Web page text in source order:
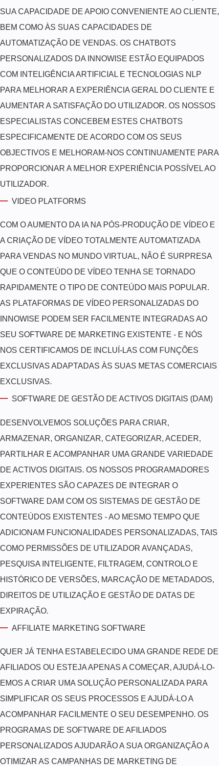
SUA CAPACIDADE DE APOIO CONVENIENTE AO CLIENTE,
BEM COMO ÀS SUAS CAPACIDADES DE
AUTOMATIZAÇÃO DE VENDAS. OS CHATBOTS
PERSONALIZADOS DA INNOWISE ESTÃO EQUIPADOS
COM INTELIGÊNCIA ARTIFICIAL E TECNOLOGIAS NLP
PARA MELHORAR A EXPERIÊNCIA GERAL DO CLIENTE E
AUMENTAR A SATISFAÇÃO DO UTILIZADOR. OS NOSSOS
ESPECIALISTAS CONCEBEM ESTES CHATBOTS
ESPECIFICAMENTE DE ACORDO COM OS SEUS
OBJECTIVOS E MELHORAM-NOS CONTINUAMENTE PARA
PROPORCIONAR A MELHOR EXPERIÊNCIA POSSÍVEL AO
UTILIZADOR.
VIDEO PLATFORMS
COM O AUMENTO DA IA NA PÓS-PRODUÇÃO DE VÍDEO E
A CRIAÇÃO DE VÍDEO TOTALMENTE AUTOMATIZADA
PARA VENDAS NO MUNDO VIRTUAL, NÃO É SURPRESA
QUE O CONTEÚDO DE VÍDEO TENHA SE TORNADO
RAPIDAMENTE O TIPO DE CONTEÚDO MAIS POPULAR.
AS PLATAFORMAS DE VÍDEO PERSONALIZADAS DO
INNOWISE PODEM SER FACILMENTE INTEGRADAS AO
SEU SOFTWARE DE MARKETING EXISTENTE - E NÓS
NOS CERTIFICAMOS DE INCLUÍ-LAS COM FUNÇÕES
EXCLUSIVAS ADAPTADAS ÀS SUAS METAS COMERCIAIS
EXCLUSIVAS.
SOFTWARE DE GESTÃO DE ACTIVOS DIGITAIS (DAM)
DESENVOLVEMOS SOLUÇÕES PARA CRIAR,
ARMAZENAR, ORGANIZAR, CATEGORIZAR, ACEDER,
PARTILHAR E ACOMPANHAR UMA GRANDE VARIEDADE
DE ACTIVOS DIGITAIS. OS NOSSOS PROGRAMADORES
EXPERIENTES SÃO CAPAZES DE INTEGRAR O
SOFTWARE DAM COM OS SISTEMAS DE GESTÃO DE
CONTEÚDOS EXISTENTES - AO MESMO TEMPO QUE
ADICIONAM FUNCIONALIDADES PERSONALIZADAS, TAIS
COMO PERMISSÕES DE UTILIZADOR AVANÇADAS,
PESQUISA INTELIGENTE, FILTRAGEM, CONTROLO E
HISTÓRICO DE VERSÕES, MARCAÇÃO DE METADADOS,
DIREITOS DE UTILIZAÇÃO E GESTÃO DE DATAS DE
EXPIRAÇÃO.
AFFILIATE MARKETING SOFTWARE
QUER JÁ TENHA ESTABELECIDO UMA GRANDE REDE DE
AFILIADOS OU ESTEJA APENAS A COMEÇAR, AJUDÁ-LO-
EMOS A CRIAR UMA SOLUÇÃO PERSONALIZADA PARA
SIMPLIFICAR OS SEUS PROCESSOS E AJUDÁ-LO A
ACOMPANHAR FACILMENTE O SEU DESEMPENHO. OS
PROGRAMAS DE SOFTWARE DE AFILIADOS
PERSONALIZADOS AJUDARÃO A SUA ORGANIZAÇÃO A
OTIMIZAR AS CAMPANHAS DE MARKETING DE